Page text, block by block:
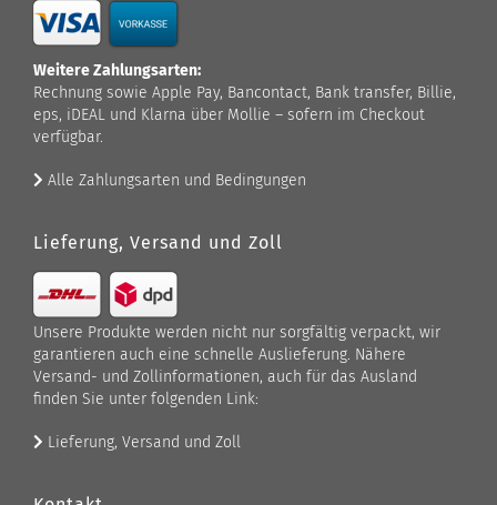
Weitere Zahlungsarten:
Rechnung sowie Apple Pay, Bancontact, Bank transfer, Billie,
eps, iDEAL und Klarna über Mollie – sofern im Checkout
verfügbar.
Alle Zahlungsarten und Bedingungen
Lieferung, Versand und Zoll
Unsere Produkte werden nicht nur sorgfältig verpackt, wir
garantieren auch eine schnelle Auslieferung. Nähere
Versand- und Zollinformationen, auch für das Ausland
finden Sie unter folgenden Link:
Lieferung, Versand und Zoll